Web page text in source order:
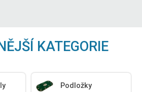
KATEGORIE
Podložky